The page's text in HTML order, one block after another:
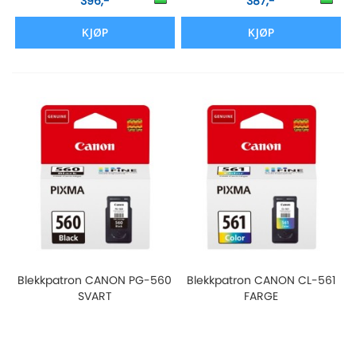
KJØP KJØP
Blekkpatron CANON PG-560
SVART
Blekkpatron CANON CL-561
FARGE